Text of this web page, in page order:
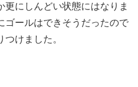
更にしんどい状態にはなりま
ゴールはできそうだったので
けました。